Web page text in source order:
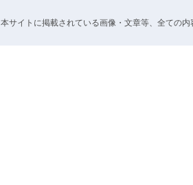
本サイトに掲載されている画像・文章等、全ての